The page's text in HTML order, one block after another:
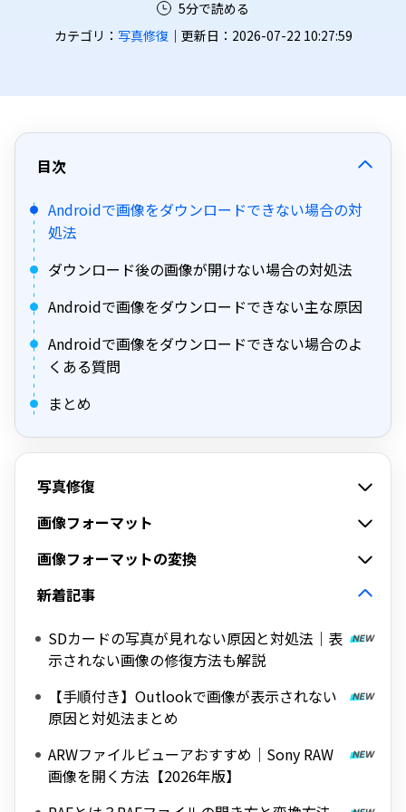
5分で読める
カテゴリ： 写真修復｜更新日：2026-07-22 10:27:59
目次
Androidで画像をダウンロードできない場合の対
処法
ダウンロード後の画像が開けない場合の対処法
Androidで画像をダウンロードできない主な原因
Androidで画像をダウンロードできない場合のよ
くある質問
まとめ
写真修復
画像フォーマット
画像フォーマットの変換
新着記事
SDカードの写真が見れない原因と対処法｜表
示されない画像の修復方法も解説
【手順付き】Outlookで画像が表示されない
原因と対処法まとめ
ARWファイルビューアおすすめ｜Sony RAW
画像を開く方法【2026年版】